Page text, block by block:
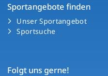
Sportangebote finden
Unser Sportangebot
Sportsuche
Folgt uns gerne!